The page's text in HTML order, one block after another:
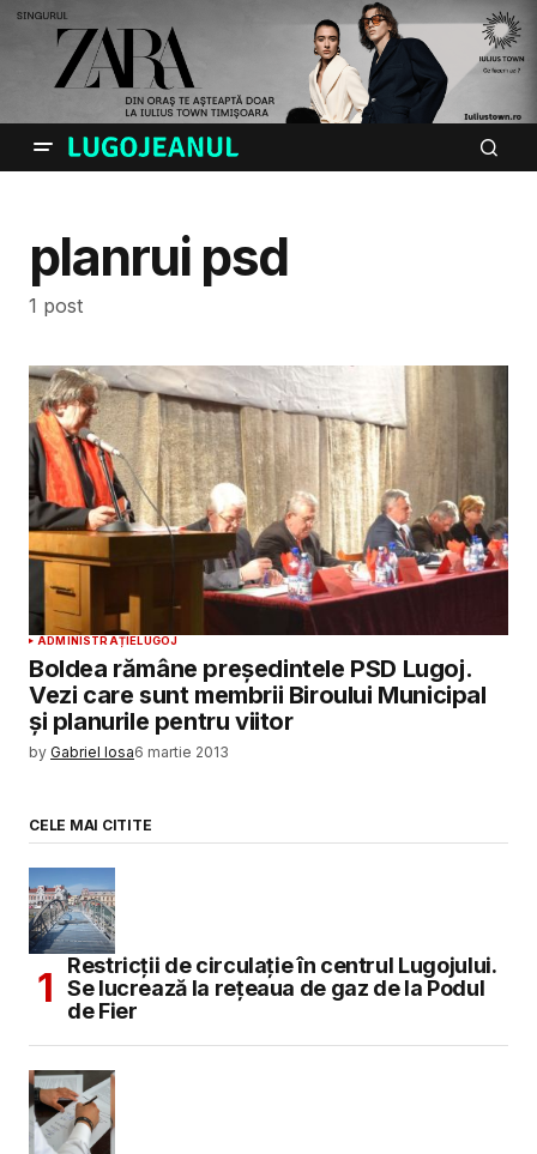
planrui psd
1 post
ADMINISTRAȚIELUGOJ
Boldea rămâne președintele PSD Lugoj.
Vezi care sunt membrii Biroului Municipal
și planurile pentru viitor
by Gabriel Iosa6 martie 2013
CELE MAI CITITE
Restricții de circulație în centrul Lugojului.
Se lucrează la rețeaua de gaz de la Podul
de Fier